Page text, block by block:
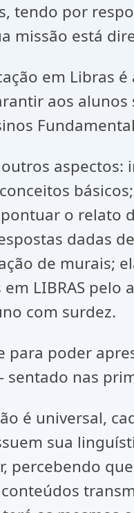
tendo por
missão está
em Libras é
aos
o relato
dadas
de murais;
LIBRAS pelo
com surdez.
poder
sentado nas
é universal,
sua
percebendo